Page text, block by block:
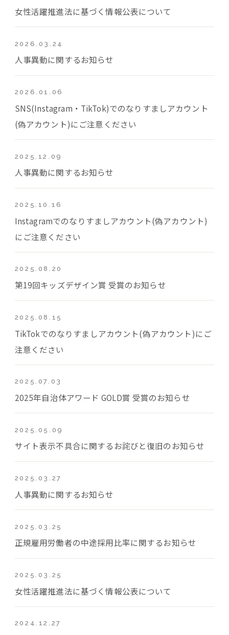
女性活躍推進法に基づく情報公表について
2026.03.24
人事異動に関するお知らせ
2026.01.06
SNS(Instagram・TikTok)でのなりすましアカウント
(偽アカウント)にご注意ください
2025.12.09
人事異動に関するお知らせ
2025.10.16
Instagramでのなりすましアカウント(偽アカウント)
にご注意ください
2025.08.20
第19回キッズデザイン賞 受賞のお知らせ
2025.08.15
TikTokでのなりすましアカウント(偽アカウント)にご
注意ください
2025.07.03
2025年自治体アワード GOLD賞 受賞のお知らせ
2025.05.09
サイト表示不具合に関するお詫びと復旧のお知らせ
2025.03.27
人事異動に関するお知らせ
2025.03.25
正規雇用労働者の中途採用比率に関するお知らせ
2025.03.25
女性活躍推進法に基づく情報公表について
2024.12.27